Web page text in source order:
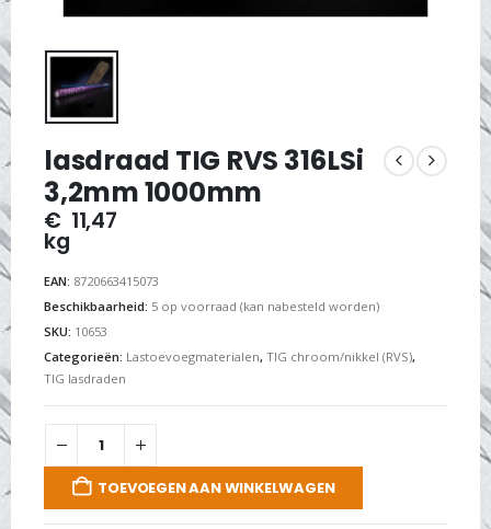
lasdraad TIG RVS 316LSi
3,2mm 1000mm
€ 11,47
kg
EAN: 8720663415073
Beschikbaarheid: 5 op voorraad (kan nabesteld worden)
SKU: 10653
Categorieën: Lastoevoegmaterialen, TIG chroom/nikkel (RVS),
TIG lasdraden
TOEVOEGEN AAN WINKELWAGEN